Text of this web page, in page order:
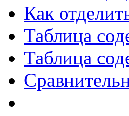
Как
Таблица
Таблица